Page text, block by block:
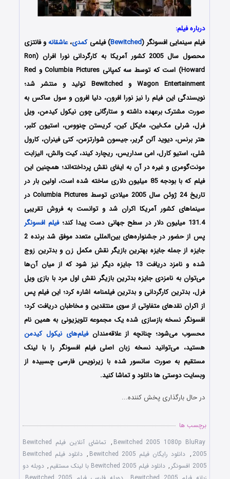
درباره فیلم:
فیلم سینمایی افسونگر (Bewitched) فیلمیکمدی،عاشقانهو فانتزی
محصول سال 2005 کشور آمریکا به کارگردانی نورا افران (Ron
Howard) است که توسط سه کمپانی Columbia Pictures و Red
Wagon Entertainment و Bewitched تولید و منتشر شد؛
نویسندگی این فیلم را نیز نورا افرون، دلیا افرون و سول ساکس به
صورت مشترک برعهده داشته و ستارگانی چون نیکول کیدمن، ویل
فرل، شرلی مک‌لین، مایکل کین، کریستن چنووس، استیون کلبر،
هتر برنس، دیوید آلن گریر، جیسون شوارتزمن، کتی فینران، کارول
شلی، استیو کارل، امی سداریس، ریچارد کیند، کیت والش، الیزابت
مونت‌گومری و غیره در آن به ایفای نقش پرداخته‌اند؛ همچنین این
فیلم که با بودجه 85 میلیون دلاری ساخته شده است، اولین بار در
تاریخ 24 ژوئن سال 2005 میلادی توسط Columbia Pictures در
سینماهای کشور آمریکا اکران شد و توانست به فروش تقریبی
131.4 میلیون دلار در سطح جهانی دست پیدا کند؛
فیلم افسونگر
پس از حضور در جشنواره‌‌های بین‌المللی متعدد موفق شد برنده 2
جایزه از جمله جایزه بهترین بازیگر نقش مکمل زن و بدترین زوج
شده و نامزد دریافت 13 جایزه دیگر نیز شود که از میان آن‌ها
می‌توان به نامزدی جایزه بدترین بازیگر نقش اول مرد با بازی ویل
فرل، بدترین کارگردانی و بدترین فیلمنامه اشاره کرد؛ این فیلم پس
از اکران نقدهای متفاوتی از سوی منتقدین و مخاطبان دریافت کرد؛
افسونگر نسخه بازسازی شده یک مجموعه تلویزیونی به همین نام
محسوب می‌شود؛ چنانچه از علاقه‌مندانفیلم‌های نیکول کیدمن
هستید، می‌توانید نسخه زبان اصلی فیلم افسونگر را با لینک
مستقیم به صورت سانسور شده با زیرنویس فارسی چسبیده از
وبسایت دوستی ها دانلود و تماشا کنید.
در حال بارگذاری پخش کننده...
برچسب ها
Bewitched 2005 1080p BluRay
,
تماشای آنلاین فیلم Bewitched
2005
, دانلود رایگان فیلم Bewitched 2005 ,
دانلود فیلم Bewitched
2005 افسونگر
, دانلود فیلم Bewitched 2005 با لینک مستقیم , دوبله دو